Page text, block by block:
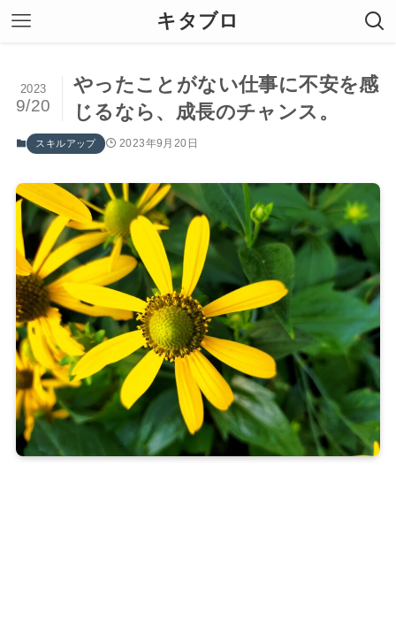
キタブロ
やったことがない仕事に不安を感
じるなら、成長のチャンス。
2023
9/20
スキルアップ 2023年9月20日